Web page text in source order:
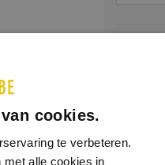
goede
plint veel
De
cookies.
te verbeteren.
met alle cookies in